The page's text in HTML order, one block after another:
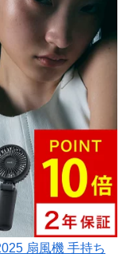
扇風機 手持ち